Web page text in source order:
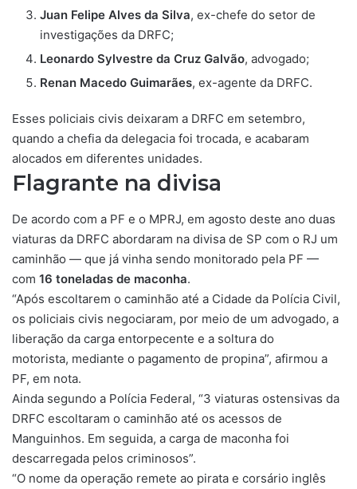
Juan Felipe Alves da Silva, ex-chefe do setor de
investigações da DRFC;
Leonardo Sylvestre da Cruz Galvão, advogado;
Renan Macedo Guimarães, ex-agente da DRFC.
Esses policiais civis deixaram a DRFC em setembro,
quando a chefia da delegacia foi trocada, e acabaram
alocados em diferentes unidades.
Flagrante na divisa
De acordo com a PF e o MPRJ, em agosto deste ano duas
viaturas da DRFC abordaram na divisa de SP com o RJ um
caminhão — que já vinha sendo monitorado pela PF —
com 16 toneladas de maconha.
“Após escoltarem o caminhão até a Cidade da Polícia Civil,
os policiais civis negociaram, por meio de um advogado, a
liberação da carga entorpecente e a soltura do
motorista, mediante o pagamento de propina”, afirmou a
PF, em nota.
Ainda segundo a Polícia Federal, “3 viaturas ostensivas da
DRFC escoltaram o caminhão até os acessos de
Manguinhos. Em seguida, a carga de maconha foi
descarregada pelos criminosos”.
“O nome da operação remete ao pirata e corsário inglês